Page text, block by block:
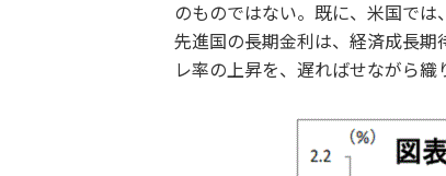
のものではない。既に、米国で
先進国の長期金利は、経済成長
レ率の上昇を、遅ればせながら織